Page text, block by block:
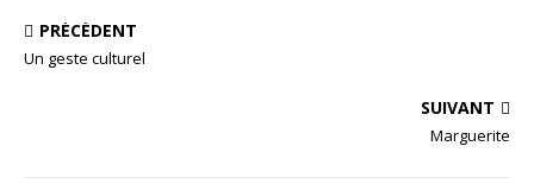
PRÉCÉDENT
Un geste culturel
SUIVANT
Marguerite